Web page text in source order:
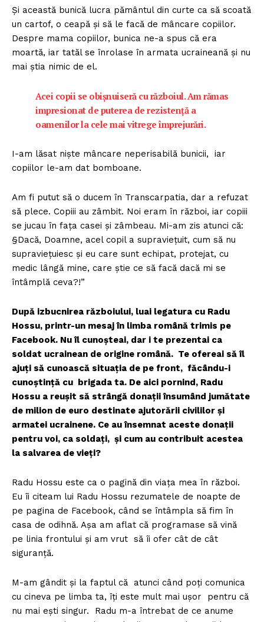
Și această bunică lucra pământul din curte ca să scoată
un cartof, o ceapă și să le facă de mâncare copiilor.
Despre mama copiilor, bunica ne-a spus că era
moartă, iar tatăl se înrolase în armata ucraineană și nu
mai știa nimic de el.
Acei copii se obișnuiseră cu războiul. Am rămas
impresionat de puterea de rezistență a
oamenilor la cele mai vitrege împrejurări.
I-am lăsat niște mâncare neperisabilă bunicii, iar
copiilor le-am dat bomboane.
Am fi putut să o ducem în Transcarpatia, dar a refuzat
să plece. Copiii au zâmbit. Noi eram în război, iar copiii
se jucau în fața casei și zâmbeau. Mi-am zis atunci că:
§Dacă, Doamne, acel copil a supraviețuit, cum să nu
supraviețuiesc și eu care sunt echipat, protejat, cu
medic lângă mine, care știe ce să facă dacă mi se
întâmplă ceva?!”
După izbucnirea războiului, luai legatura cu Radu
Hossu, printr-un mesaj în limba română trimis pe
Facebook. Nu îl cunoșteai, dar i te prezentai ca
soldat ucrainean de origine română. Te ofereai să îl
ajuți să cunoască situația de pe front, făcându-i
cunoștință cu brigada ta. De aici pornind, Radu
Hossu a reușit să strângă donații însumând jumătate
de milion de euro destinate ajutorării civililor și
armatei ucrainene. Ce au însemnat aceste donații
pentru voi, ca soldați, și cum au contribuit acestea
la salvarea de vieți?
Radu Hossu este ca o pagină din viața mea în război.
Eu îi citeam lui Radu Hossu rezumatele de noapte de
pe pagina de Facebook, când se întâmpla să fim în
casa de odihnă. Așa am aflat că programase să vină
pe linia frontului și am vrut să îi ofer cât de cât
siguranță.
M-am gândit și la faptul că atunci când poți comunica
cu cineva pe limba ta, îți este mult mai ușor pentru că
nu mai ești singur. Radu m-a întrebat de ce anume